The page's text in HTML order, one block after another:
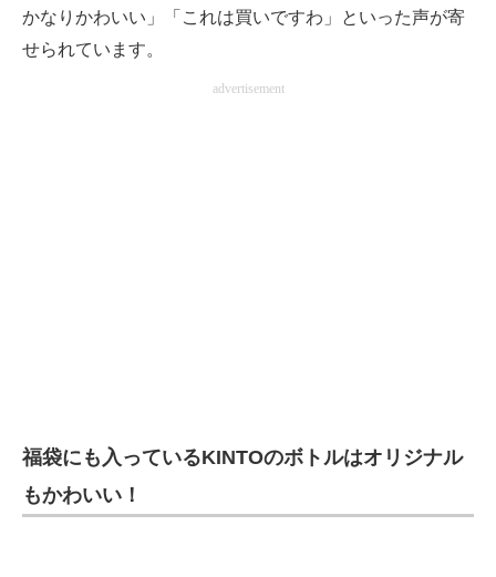
かなりかわいい」「これは買いですわ」といった声が寄
せられています。
advertisement
福袋にも入っているKINTOのボトルはオリジナル
もかわいい！